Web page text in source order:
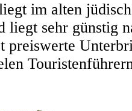
im alten
liegt sehr günstig
preiswerte